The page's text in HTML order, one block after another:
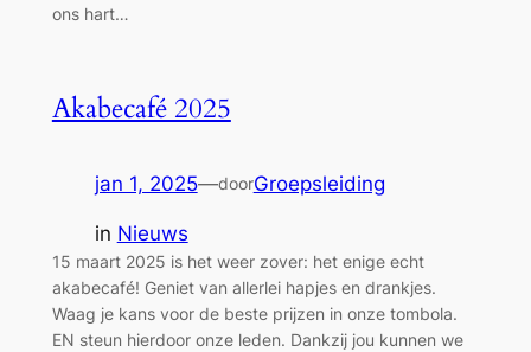
ons hart…
Akabecafé 2025
jan 1, 2025—doorGroepsleiding
in Nieuws
15 maart 2025 is het weer zover: het enige echt
akabecafé! Geniet van allerlei hapjes en drankjes.
Waag je kans voor de beste prijzen in onze tombola.
EN steun hierdoor onze leden. Dankzij jou kunnen we